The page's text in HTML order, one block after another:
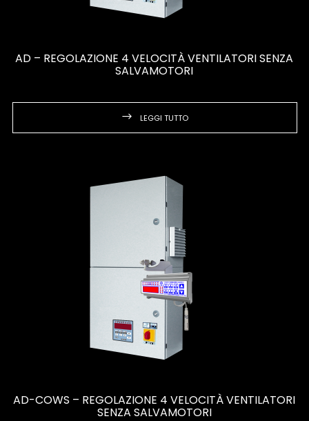
AD – REGOLAZIONE 4 VELOCITÀ VENTILATORI SENZA
SALVAMOTORI
LEGGI TUTTO
AD-COWS – REGOLAZIONE 4 VELOCITÀ VENTILATORI
SENZA SALVAMOTORI